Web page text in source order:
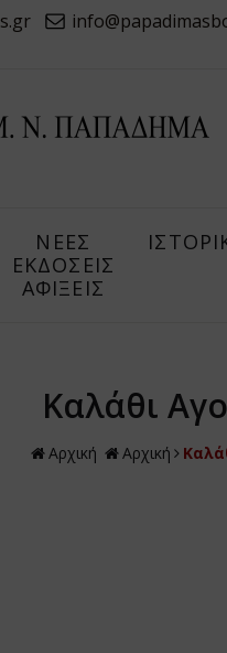
ΝΕΕΣ
ΕΚΔΟΣΕΙΣ
ΑΦΙΞΕΙΣ
Καλάθι
Αρχική Αρχική